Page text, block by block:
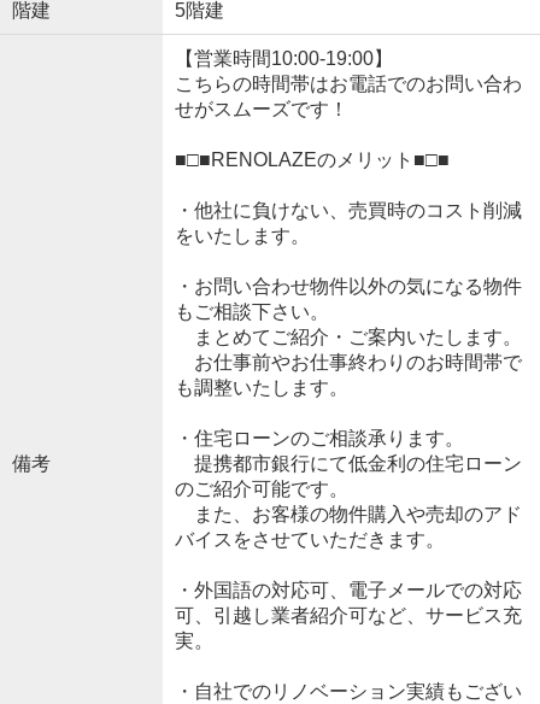
階建 5階建
備考
【営業時間10:00-19:00】
こちらの時間帯はお電話でのお問い合わ
せがスムーズです！
■□■RENOLAZEのメリット■□■
・他社に負けない、売買時のコスト削減
をいたします。
・お問い合わせ物件以外の気になる物件
もご相談下さい。
まとめてご紹介・ご案内いたします。
お仕事前やお仕事終わりのお時間帯で
も調整いたします。
・住宅ローンのご相談承ります。
提携都市銀行にて低金利の住宅ローン
のご紹介可能です。
また、お客様の物件購入や売却のアド
バイスをさせていただきます。
・外国語の対応可、電子メールでの対応
可、引越し業者紹介可など、サービス充
実。
・自社でのリノベーション実績もござい